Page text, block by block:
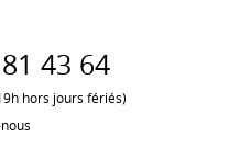
43 64
hors jours fériés)